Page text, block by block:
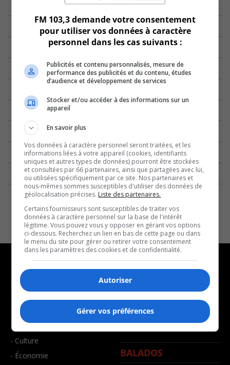
NOUVELLES
- Affaires municipales
- Communauté / Social
- Culture
- Économie
MUSIQUE
- Décompte franco
- Joué récemment
BALADOS
FM 103,3 demande votre consentement
pour utiliser vos données à caractère
personnel dans les cas suivants :
Publicités et contenu personnalisés, mesure de
performance des publicités et du contenu, études
d’audience et développement de services
Stocker et/ou accéder à des informations sur un
appareil
En savoir plus
Vos données à caractère personnel seront traitées, et les
informations liées à votre appareil (cookies, identifiants
uniques et autres types de données) pourront être stockées
et consultées par 66 partenaires, ainsi que partagées avec lui,
ou utilisées spécifiquement par ce site. Nos partenaires et
nous-mêmes sommes susceptibles d'utiliser des données de
géolocalisation précises. Liste des partenaires.
Certains fournisseurs sont susceptibles de traiter vos
données à caractère personnel sur la base de l'intérêt
légitime. Vous pouvez vous y opposer en gérant vos options
ci-dessous. Recherchez un lien en bas de cette page ou dans
le menu du site pour gérer ou retirer votre consentement
dans les paramètres des cookies et de confidentialité.
Autoriser
Gérer vos préférences